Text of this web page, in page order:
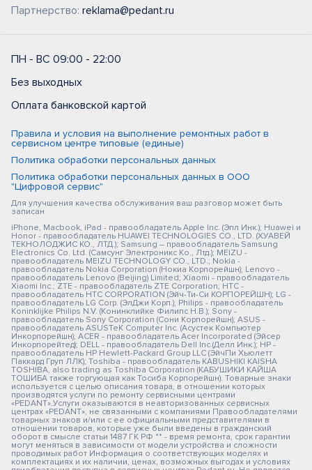
Партнерство: reklama@pedant.ru
ПН - ВС 09:00 - 22:00
Без выходных
Оплата банковской картой
Правила и условия на выполнение ремонтных работ в
сервисном центре типовые (единые)
Политика обработки персональных данных
Политика обработки персональных данных в ООО
"Цифровой сервис"
Для улучшения качества обслуживания ваш разговор может быть
записан
iPhone, Macbook, iPad - правообладатель Apple Inc. (Эпл Инк.); Huawei и
Honor - правообладатель HUAWEI TECHNOLOGIES CO., LTD. (ХУАВЕЙ
ТЕКНОЛОДЖИС КО., ЛТД.); Samsung – правообладатель Samsung
Electronics Co. Ltd. (Самсунг Электроникс Ко., Лтд.); MEIZU -
правообладатель MEIZU TECHNOLOGY CO., LTD.; Nokia -
правообладатель Nokia Corporation (Нокиа Корпорейшн); Lenovo -
правообладатель Lenovo (Beijing) Limited; Xiaomi - правообладатель
Xiaomi Inc.; ZTE - правообладатель ZTE Corporation; HTC -
правообладатель HTC CORPORATION (Эйч-Ти-Си КОРПОРЕЙШН); LG -
правообладатель LG Corp. (ЭлДжи Корп.); Philips - правообладатель
Koninklijke Philips N.V. (Конинклийке Филипс Н.В.); Sony -
правообладатель Sony Corporation (Сони Корпорейшн); ASUS -
правообладатель ASUSTeK Computer Inc. (Асустек Компьютер
Инкорпорейшн); ACER - правообладатель Acer Incorporated (Эйсер
Инкорпорейтед); DELL - правообладатель Dell Inc.(Делл Инк.); HP -
правообладатель HP Hewlett-Packard Group LLC (ЭйчПи Хьюлетт
Паккард Груп ЛЛК); Toshiba - правообладатель KABUSHIKI KAISHA
TOSHIBA, also trading as Toshiba Corporation (КАБУШИКИ КАЙША
ТОШИБА также торгующая как Тосиба Корпорейшн). Товарные знаки
используется с целью описания товара, в отношении которых
производятся услуги по ремонту сервисными центрами
«PEDANT».Услуги оказываются в неавторизованных сервисных
центрах «PEDANT», не связанными с компаниями Правообладателями
товарных знаков и/или с ее официальными представителями в
отношении товаров, которые уже были введены в гражданский
оборот в смысле статьи 1487 ГК РФ ** - время ремонта, срок гарантии
могут меняться в зависимости от модели устройства и сложности
проводимых работ Информация о соответствующих моделях и
комплектациях и их наличии, ценах, возможных выгодах и условиях